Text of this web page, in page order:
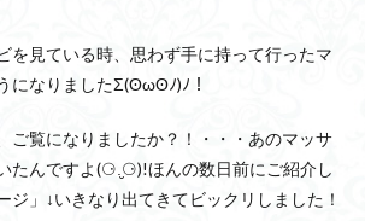
を見ている時、思わず手に持って行ったマ
になりましたΣ(ʘωʘﾉ)ﾉ！
ご覧になりましたか？！・・・あのマッサ
たんですよ(⚆.̮⚆)!ほんの数日前にご紹介し
ジ」↓いきなり出てきてビックリしました！